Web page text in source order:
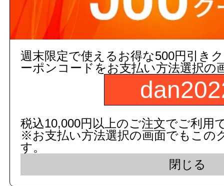
3,000円以上(税込)のご注文
５営業日出荷(メーカー手配品)
商品コード：
111529000000
販売価格
週末限定で使えるお得な500円引き
ーポンコードをお支払い方法選択の
税込10,000円以上のご注文でご利用
※お支払い方法選択の画面でもこの
す。
閉じる